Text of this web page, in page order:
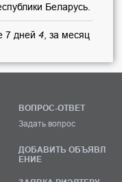
Беларусь.
7 дней 4 , за месяц
ВОПРОС-ОТВЕТ
Задать вопрос
ДОБАВИТЬ ОБЪЯВЛ
ЕНИЕ